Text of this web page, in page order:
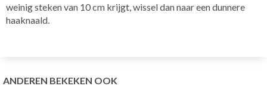
weinig steken van 10 cm krijgt, wissel dan naar een dunnere
haaknaald.
ANDEREN BEKEKEN OOK